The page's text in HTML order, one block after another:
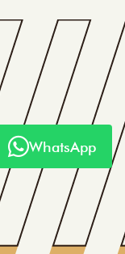
Anterior
WhatsApp